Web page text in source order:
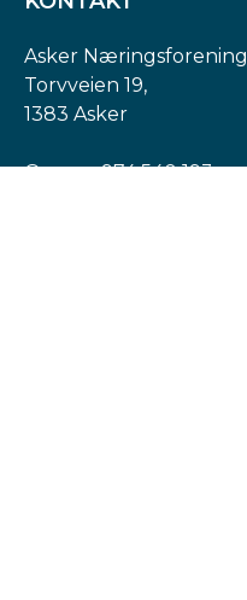
Asker Næringsforening
Torvveien 19,
1383 Asker
Org. nr: 974 540 193